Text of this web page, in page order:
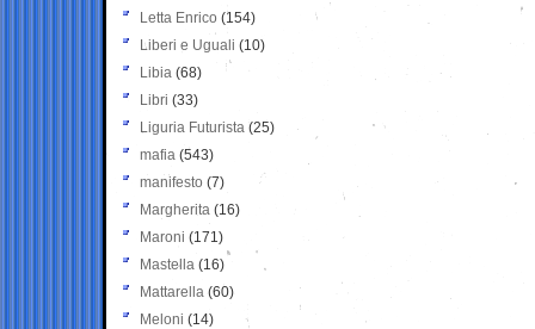
Letta Enrico (154)
Liberi e Uguali (10)
Libia (68)
Libri (33)
Liguria Futurista (25)
mafia (543)
manifesto (7)
Margherita (16)
Maroni (171)
Mastella (16)
Mattarella (60)
Meloni (14)